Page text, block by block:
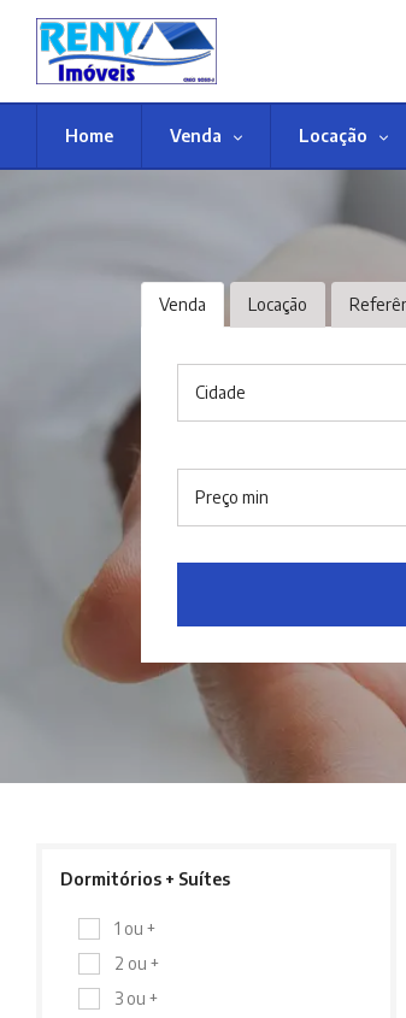
Home Venda Locação
Venda Locação
Cidade
Preço min
Dormitórios + Suítes
1 ou +
2 ou +
3 ou +